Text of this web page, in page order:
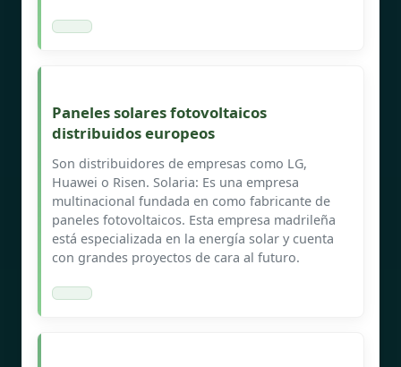
Paneles solares fotovoltaicos
distribuidos europeos
Son distribuidores de empresas como LG,
Huawei o Risen. Solaria: Es una empresa
multinacional fundada en como fabricante de
paneles fotovoltaicos. Esta empresa madrileña
está especializada en la energía solar y cuenta
con grandes proyectos de cara al futuro.